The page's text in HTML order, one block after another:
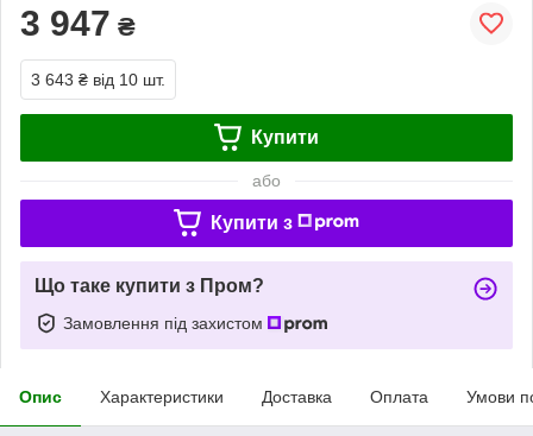
3 947 ₴
3 643 ₴ від 10 шт.
Купити
або
Купити з
Що таке купити з Пром?
Замовлення під захистом
Опис Характеристики Доставка Оплата Умови